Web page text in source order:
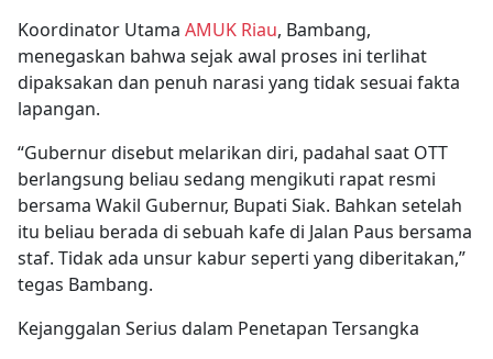
Koordinator Utama AMUK Riau, Bambang,
menegaskan bahwa sejak awal proses ini terlihat
dipaksakan dan penuh narasi yang tidak sesuai fakta
lapangan.
“Gubernur disebut melarikan diri, padahal saat OTT
berlangsung beliau sedang mengikuti rapat resmi
bersama Wakil Gubernur, Bupati Siak. Bahkan setelah
itu beliau berada di sebuah kafe di Jalan Paus bersama
staf. Tidak ada unsur kabur seperti yang diberitakan,”
tegas Bambang.
Kejanggalan Serius dalam Penetapan Tersangka